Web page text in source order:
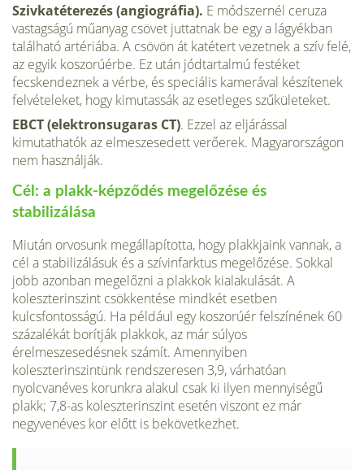
Szivkatéterezés (angiográfia). E módszernél ceruza
vastagságú műanyag csövet juttatnak be egy a lágyékban
található artériába. A csövön át katétert vezetnek a szív felé,
az egyik koszorúérbe. Ez után jódtartalmú festéket
fecskendeznek a vérbe, és speciális kamerával készítenek
felvételeket, hogy kimutassák az esetleges szűkületeket.
EBCT (elektronsugaras CT). Ezzel az eljárással
kimutathatók az elmeszesedett verőerek. Magyarországon
nem használják.
Cél: a plakk-képződés megelőzése és
stabilizálása
Miután orvosunk megállapította, hogy plakkjaink vannak, a
cél a stabilizálásuk és a szívinfarktus megelőzése. Sokkal
jobb azonban megelőzni a plakkok kialakulását. A
koleszterinszint csökkentése mindkét esetben
kulcsfontosságú. Ha például egy koszorúér felszínének 60
százalékát borítják plakkok, az már súlyos
érelmeszesedésnek számít. Amennyiben
koleszterinszintünk rendszeresen 3,9, várhatóan
nyolcvanéves korunkra alakul csak ki ilyen mennyiségű
plakk; 7,8-as koleszterinszint esetén viszont ez már
negyvenéves kor előtt is bekövetkezhet.